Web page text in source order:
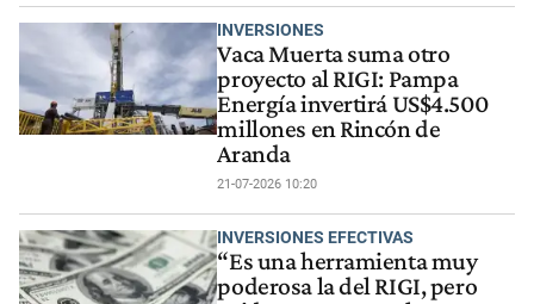
INVERSIONES
Vaca Muerta suma otro
proyecto al RIGI: Pampa
Energía invertirá US$4.500
millones en Rincón de
Aranda
21-07-2026 10:20
INVERSIONES EFECTIVAS
“Es una herramienta muy
poderosa la del RIGI, pero